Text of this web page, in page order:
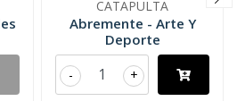
CATAPULTA
Abremente - Arte Y
Deporte
+
-